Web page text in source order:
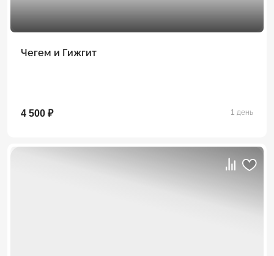
Чегем и Гижгит
4 500 ₽ 1 день